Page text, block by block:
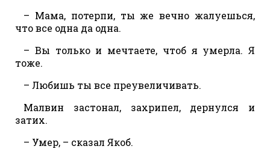
– Мама, потерпи, ты же вечно жалуешься,
что все одна да одна.
– Вы только и мечтаете, чтоб я умерла. Я
тоже.
– Любишь ты все преувеличивать.
Малвин застонал, захрипел, дернулся и
затих.
– Умер, – сказал Якоб.